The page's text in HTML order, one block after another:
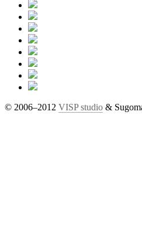
© 2006–2012 VISP studio &